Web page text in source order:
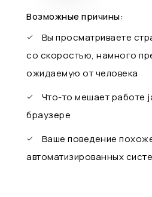
Возможные причины:
Вы просматриваете
со скоростью, намного
ожидаемую от человека
Что-то мешает работе
браузере
Ваше поведение
автоматизированных